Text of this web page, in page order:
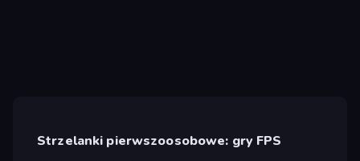
Strzelanki pierwszoosobowe: gry FPS